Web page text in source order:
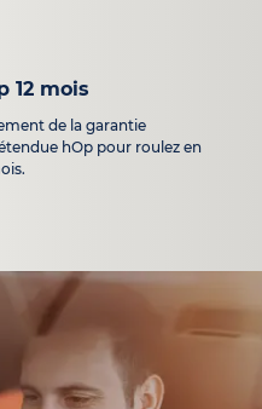
12 mois
de la garantie
hOp pour roulez en